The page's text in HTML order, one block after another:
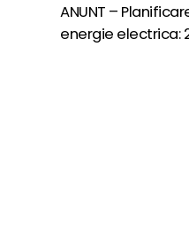
ANUNT –
energie electrica: